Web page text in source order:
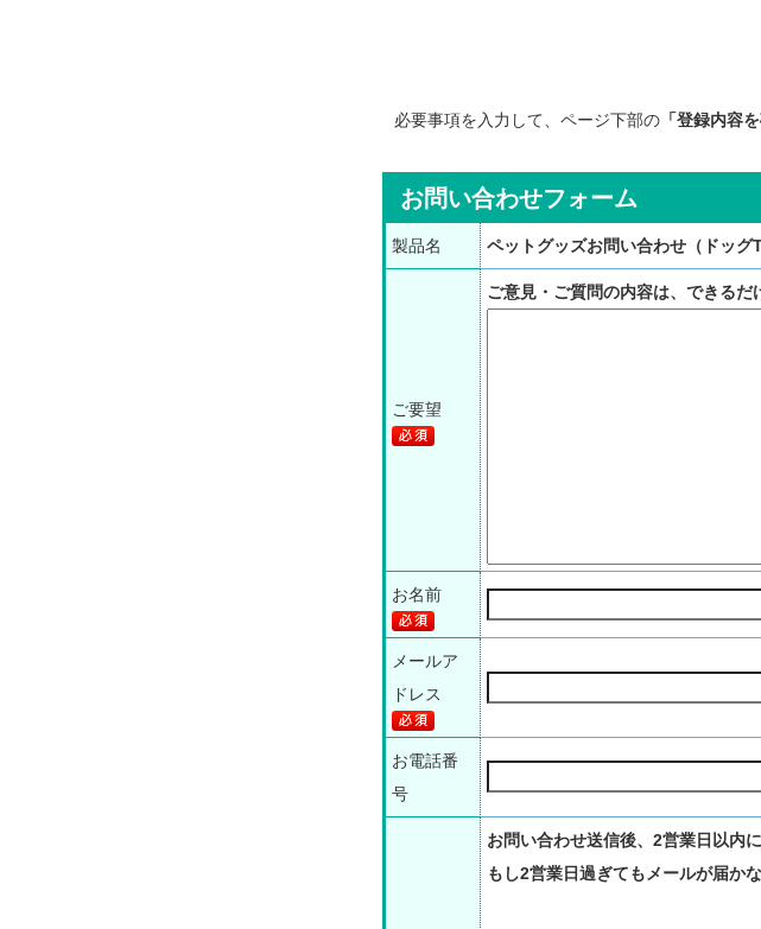
必要事項を入力して、ページ下部の 「登録内容
お問い合わせフォーム
製品名 ペットグッズお問い合わせ（ドッ
ご要望
ご意見・ご質問の内容は、できるだ
お名前
メールア
ドレス
お電話番
号
お問い合わせ送信後、2営業日以内
もし2営業日過ぎてもメールが届か